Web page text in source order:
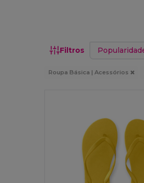
Filtros Classificar por
Roupa Básica | Acessórios